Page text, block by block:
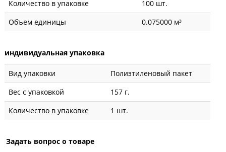
Количество в упаковке
100 шт.
Объем единицы
0.075000 м³
индивидуальная упаковка
Вид упаковки
Полиэтиленовый пакет
Вес с упаковкой
157 г.
Количество в упаковке
1 шт.
Задать вопрос о товаре